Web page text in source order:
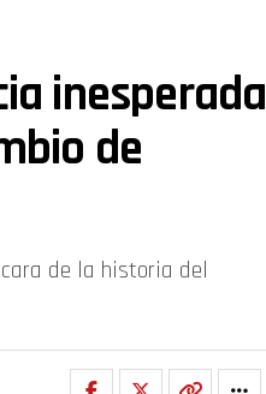
inesperada
de
de la historia del